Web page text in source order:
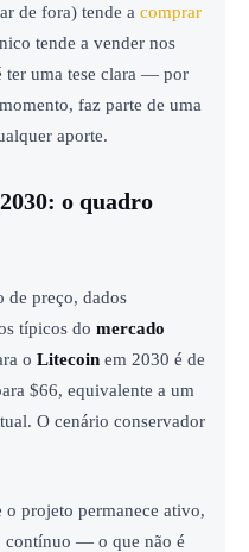
de fora) tende a comprar
tende a vender nos
ter uma tese clara — por
faz parte de uma
aporte.
o quadro
de preço, dados
típicos do mercado
o Litecoin em 2030 é de
$66, equivalente a um
O cenário conservador
o projeto permanece ativo,
contínuo — o que não é